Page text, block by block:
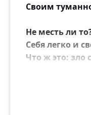
Своим
Не месть ли
Себя легко и
Что ж это: зло